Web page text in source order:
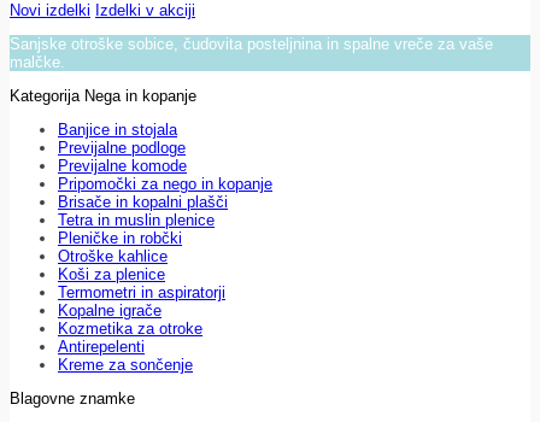
Novi izdelki Izdelki v akciji
Sanjske otroške sobice, čudovita posteljnina in spalne vreče za vaše
malčke.
Kategorija Nega in kopanje
Banjice in stojala
Previjalne podloge
Previjalne komode
Pripomočki za nego in kopanje
Brisače in kopalni plašči
Tetra in muslin plenice
Pleničke in robčki
Otroške kahlice
Koši za plenice
Termometri in aspiratorji
Kopalne igrače
Kozmetika za otroke
Antirepelenti
Kreme za sončenje
Blagovne znamke